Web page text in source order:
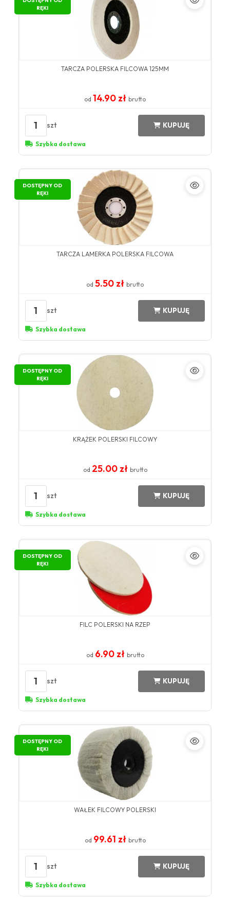
RĘKI
TARCZA POLERSKA FILCOWA 125MM
od 14.90 zł brutto
1 szt KUPUJĘ
Szybka dostawa
DOSTĘPNY OD
RĘKI
TARCZA LAMERKA POLERSKA FILCOWA
od 5.50 zł brutto
1 szt KUPUJĘ
Szybka dostawa
DOSTĘPNY OD
RĘKI
KRĄŻEK POLERSKI FILCOWY
od 25.00 zł brutto
1 szt KUPUJĘ
Szybka dostawa
DOSTĘPNY OD
RĘKI
FILC POLERSKI NA RZEP
od 6.90 zł brutto
1 szt KUPUJĘ
Szybka dostawa
DOSTĘPNY OD
RĘKI
WAŁEK FILCOWY POLERSKI
od 99.61 zł brutto
1 szt KUPUJĘ
Szybka dostawa